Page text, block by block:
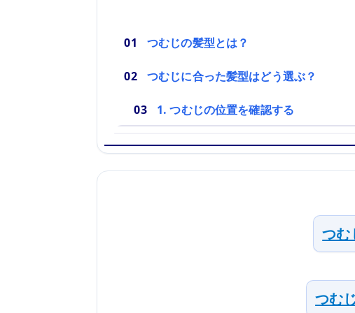
つむじの髪型とは？
つむじに合った髪型はどう選ぶ？
1. つむじの位置を確認する
つむ
つむ